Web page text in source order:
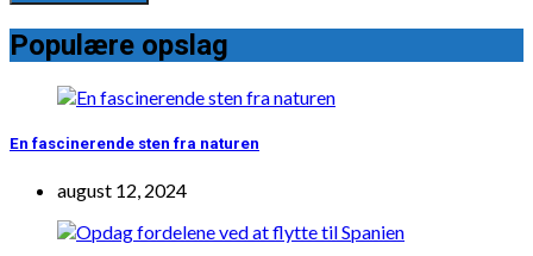
Populære opslag
En fascinerende sten fra naturen
august 12, 2024